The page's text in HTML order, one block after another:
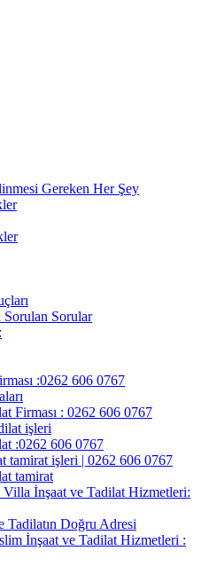
Gereken Her Şey
Sorulan Sorular
:0262 606 0767
Firması : 0262 606 0767
işleri
:0262 606 0767
tamirat işleri | 0262 606 0767
tamirat
İnşaat ve Tadilat Hizmetleri:
Tadilatın Doğru Adresi
İnşaat ve Tadilat Hizmetleri :